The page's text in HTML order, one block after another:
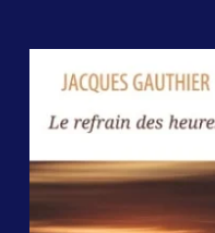
Le refrain des
heures
Trois-Rivières,